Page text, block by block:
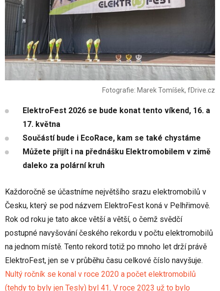
Fotografie: Marek Tomíšek, fDrive.cz
ElektroFest 2026 se bude konat tento víkend, 16. a
17. května
Součástí bude i EcoRace, kam se také chystáme
Můžete přijít i na přednášku Elektromobilem v zimě
daleko za polární kruh
Každoročně se účastníme největšího srazu elektromobilů v
Česku, který se pod názvem ElektroFest koná v Pelhřimově.
Rok od roku je tato akce větší a větší, o čemž svědčí
postupné navyšování českého rekordu v počtu elektromobilů
na jednom místě. Tento rekord totiž po mnoho let drží právě
ElektroFest, jen se v průběhu času celkové číslo navyšuje.
Nultý ročník se konal v roce 2020 a počet elektromobilů
(tehdy to byly jen Tesly) byl 41. V roce 2023 už to bylo